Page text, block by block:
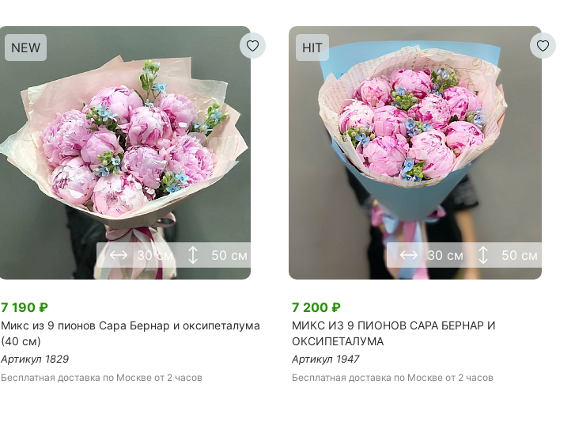
30 см 50 см
NEW
7 190 ₽
Микс из 9 пионов Сара Бернар и оксипеталума
(40 см)
Артикул 1829
Бесплатная доставка по Москве от 2 часов
30 см 50 см
HIT
7 200₽
МИКС ИЗ 9 ПИОНОВ САРА БЕРНАР И
ОКСИПЕТАЛУМА
Артикул1947
Бесплатная доставка по Москвеот 2 часов